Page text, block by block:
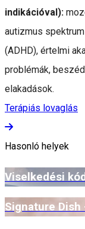
indikációval):
autizmus
(ADHD), értelmi
problémák,
elakadások.
Terápiás lovaglás
Hasonló helyek
Viselkedési
Signature